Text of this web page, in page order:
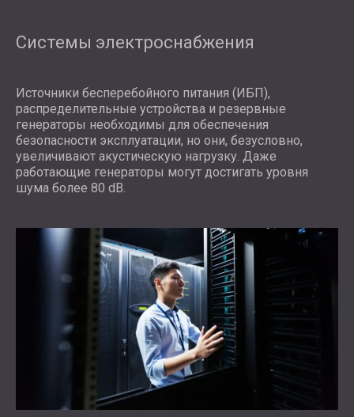
Системы электроснабжения
Источники бесперебойного питания (ИБП),
распределительные устройства и резервные
генераторы необходимы для обеспечения
безопасности эксплуатации, но они, безусловно,
увеличивают акустическую нагрузку. Даже
работающие генераторы могут достигать уровня
шума более 80 dB.